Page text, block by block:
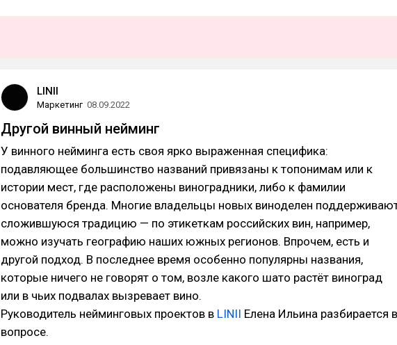
LINII
Маркетинг 08.09.2022
Другой винный нейминг
У винного нейминга есть своя ярко выраженная специфика:
подавляющее большинство названий привязаны к топонимам или к
истории мест, где расположены виноградники, либо к фамилии
основателя бренда. Многие владельцы новых виноделен
сложившуюся традицию — по этикеткам российских вин, например,
можно изучать географию наших южных регионов. Впрочем, есть и
другой подход. В последнее время особенно популярны названия,
которые ничего не говорят о том, возле какого шато растёт виноград
или в чьих подвалах вызревает вино.
Руководитель нейминговых проектов в LINII Елена Ильина разбирается в
вопросе.